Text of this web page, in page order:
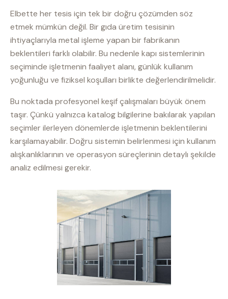
Elbette her tesis için tek bir doğru çözümden söz
etmek mümkün değil. Bir gıda üretim tesisinin
ihtiyaçlarıyla metal işleme yapan bir fabrikanın
beklentileri farklı olabilir. Bu nedenle kapı sistemlerinin
seçiminde işletmenin faaliyet alanı, günlük kullanım
yoğunluğu ve fiziksel koşulları birlikte değerlendirilmelidir.
Bu noktada profesyonel keşif çalışmaları büyük önem
taşır. Çünkü yalnızca katalog bilgilerine bakılarak yapılan
seçimler ilerleyen dönemlerde işletmenin beklentilerini
karşılamayabilir. Doğru sistemin belirlenmesi için kullanım
alışkanlıklarının ve operasyon süreçlerinin detaylı şekilde
analiz edilmesi gerekir.